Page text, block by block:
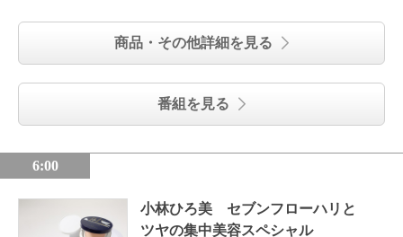
商品・その他詳細を見る
番組を見る
6:00
小林ひろ美 セブンフローハリと
ツヤの集中美容スペシャル